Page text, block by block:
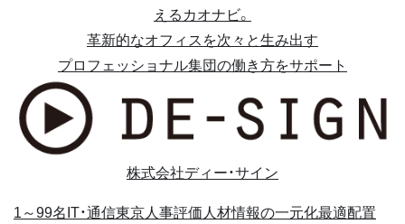
えるカオナビ。
革新的なオフィスを次々と生み出す
プロフェッショナル集団の働き方をサポート
株式会社ディー・サイン
1～99名IT・通信東京人事評価人材情報の一元化最適配置